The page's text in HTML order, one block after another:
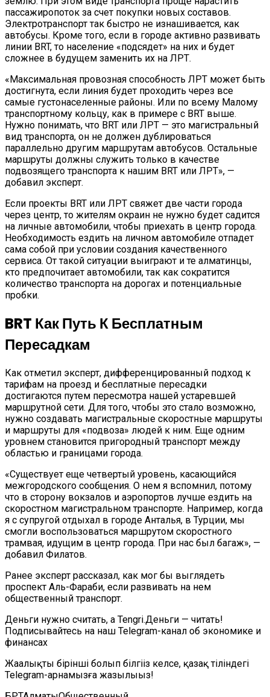
пассажиропоток за счет покупки новых составов.
Электротранспорт так быстро не изнашивается, как
автобусы. Кроме того, если в городе активно развивать
линии BRT, то население «подсядет» на них и будет
сложнее в будущем заменить их на ЛРТ.
«Максимальная провозная способность ЛРТ может быть
достигнута, если линия будет проходить через все
самые густонаселенные районы. Или по всему Малому
транспортному кольцу, как в примере с BRT выше.
Нужно понимать, что BRT или ЛРТ — это магистральный
вид транспорта, он не должен дублироваться
параллельно другим маршрутам автобусов. Остальные
маршруты должны служить только в качестве
подвозящего транспорта к нашим BRT или ЛРТ», —
добавил эксперт.
Если проекты BRT или ЛРТ свяжет две части города
через центр, то жителям окраин не нужно будет садится
на личные автомобили, чтобы приехать в центр города.
Необходимость ездить на личном автомобиле отпадет
сама собой при условии создания качественного
сервиса. От такой ситуации выиграют и те алматинцы,
кто предпочитает автомобили, так как сократится
количество транспорта на дорогах и потенциальные
пробки.
BRT Как Путь К Бесплатным
Пересадкам
Как отметил эксперт, дифференцированный подход к
тарифам на проезд и бесплатные пересадки
достигаются путем пересмотра нашей устаревшей
маршрутной сети. Для того, чтобы это стало возможно,
нужно создавать магистральные скоростные маршруты
и маршруты для «подвоза» людей к ним. Еще одним
уровнем становится пригородный транспорт между
областью и границами города.
«Существует еще четвертый уровень, касающийся
межгородского сообщения. О нем я вспомнил, потому
что в сторону вокзалов и аэропортов лучше ездить на
скоростном магистральном транспорте. Например, когда
я с супругой отдыхал в городе Анталья, в Турции, мы
смогли воспользоваться маршрутом скоростного
трамвая, идущим в центр города. При нас был багаж», —
добавил Филатов.
Ранее эксперт рассказал, как мог бы выглядеть
проспект Аль-Фараби, если развивать на нем
общественный транспорт.
Деньги нужно считать, а Tengri.Деньги — читать!
Подписывайтесь на наш Telegram-канал об экономике и
финансах
Жаңалықты бірінші болып білгіңіз келсе, қазақ тіліндегі
Telegram-арнамызға жазылыңыз!